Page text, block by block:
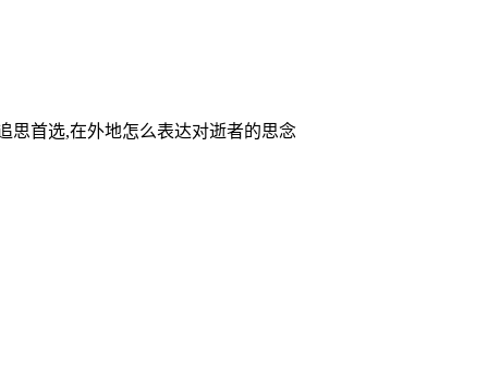
思首选,在外地怎么表达对逝者的思念